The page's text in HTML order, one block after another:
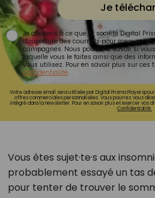
Je
Je consens à ce que la société Digital
d'ouverture des courriels pour mesurer
campagnes. Nous pourrons savoir si
laquelle vous le faites ainsi que des
vous utilisez. Pour en savoir plus sur ces
confidentialité.
Votre adresse email sera utilisée par Digital Prisma
offres commerciales personnalisées. Vous pourrez vous
intégré dans la newsletter. Pour en savoir plus et exercer vos
Confidentialité.
Vous êtes sujet·te·s aux
probablement essayé un tas
pour tenter de trouver le